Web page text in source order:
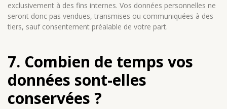
exclusivement à des fins internes. Vos données personnelles ne
seront donc pas vendues, transmises ou communiquées à des
tiers, sauf consentement préalable de votre part.
7. Combien de temps vos
données sont-elles
conservées ?